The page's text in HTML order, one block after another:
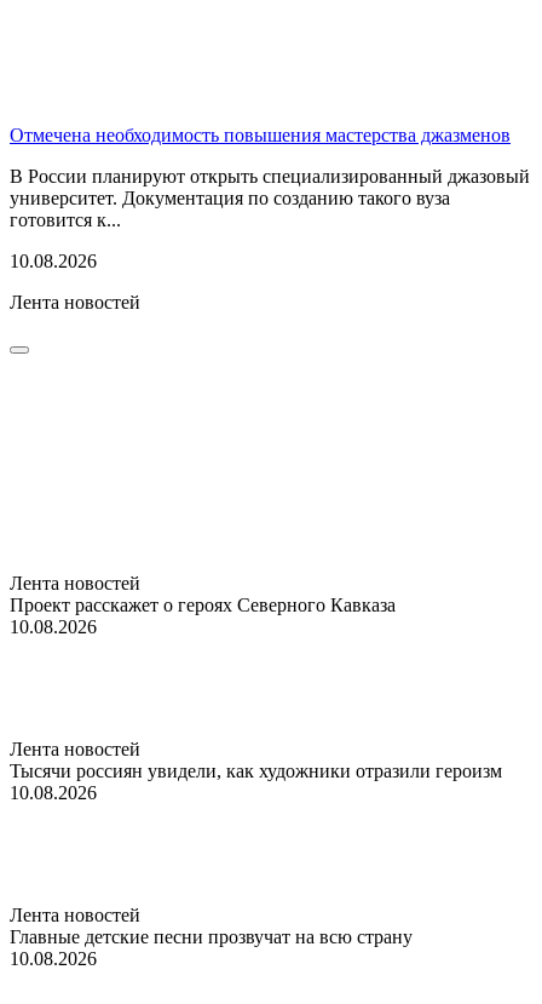
Отмечена необходимость повышения мастерства джазменов
В России планируют открыть специализированный джазовый
университет. Документация по созданию такого вуза
готовится к...
10.08.2026
Лента новостей
Лента новостей
Проект расскажет о героях Северного Кавказа
10.08.2026
Лента новостей
Тысячи россиян увидели, как художники отразили героизм
10.08.2026
Лента новостей
Главные детские песни прозвучат на всю страну
10.08.2026